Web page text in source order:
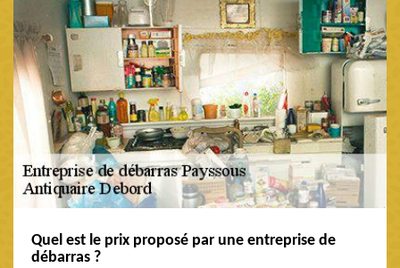
Quel est le prix proposé par une entreprise de
débarras ?